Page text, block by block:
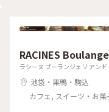
RACINES
ラシーヌ ブーラ
池袋・巣鴨・駒込
カフェ, スイーツ・お菓